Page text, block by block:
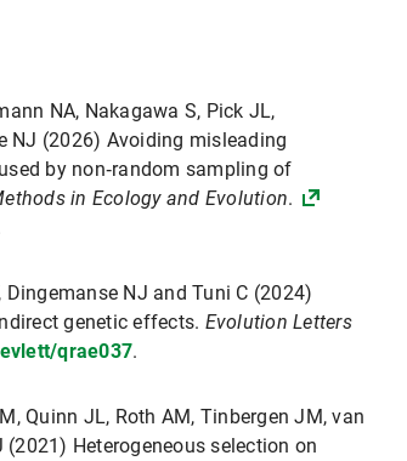
NA, Nakagawa S, Pick JL,
NJ (2026) Avoiding misleading
by non‐random sampling of
in Ecology and Evolution.
Dingemanse NJ and Tuni C (2024)
genetic effects. Evolution Letters
qrae037.
Quinn JL, Roth AM, Tinbergen JM, van
(2021) Heterogeneous selection on